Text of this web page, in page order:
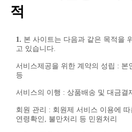
적
1. 본 사이트는 다음과 같은 목적을
고 있습니다.
서비스제공을 위한 계약의 성립 : 본
등
서비스의 이행 : 상품배송 및 대금결
회원 관리 : 회원제 서비스 이용에
연령확인, 불만처리 등 민원처리